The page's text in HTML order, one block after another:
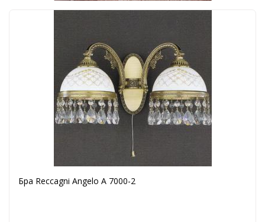
Бра Reccagni Angelo A 7000-2